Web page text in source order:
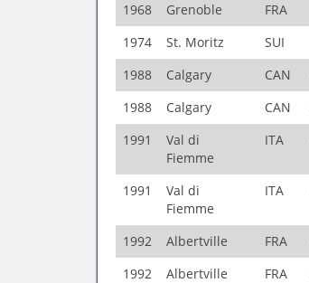
1968
Grenoble FRA
1974
St. Moritz SUI
1988
Calgary CAN
1988
Calgary CAN
1991
Val di
Fiemme
ITA
1991
Val di
Fiemme
ITA
1992 Albertville FRA
1992
Albertville FRA